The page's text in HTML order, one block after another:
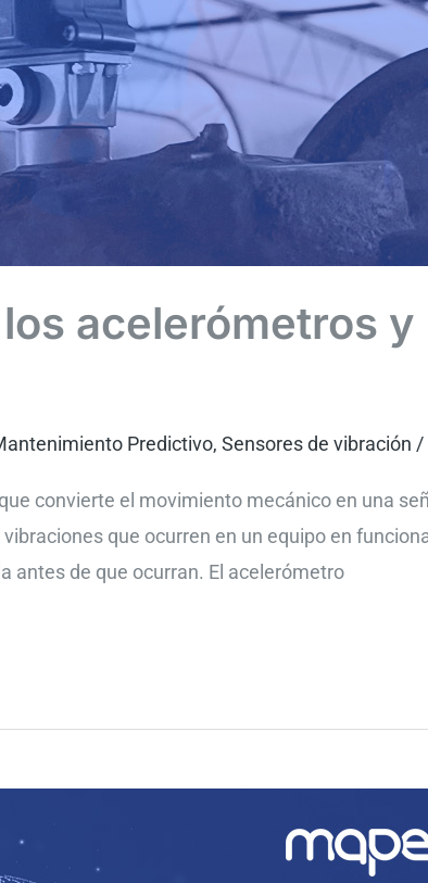
acelerómetros
Predictivo, Sensores de vibración /
convierte el movimiento mecánico en una
que ocurren en un equipo en
antes de que ocurran. El acelerómetro